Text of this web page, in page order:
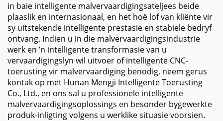
in baie intelligente malvervaardigingsateljees beide
plaaslik en internasionaal, en het hoë lof van kliënte vir
sy uitstekende intelligente prestasie en stabiele bedryf
ontvang. Indien u in die malvervaardigingsindustrie
werk en ’n intelligente transformasie van u
vervaardigingslyn wil uitvoer of intelligente CNC-
toerusting vir malvervaardiging benodig, neem gerus
kontak op met Hunan Mengji Intelligente Toerusting
Co., Ltd., en ons sal u professionele intelligente
malvervaardigingsoplossings en besonder bygewerkte
produk-inligting volgens u werklike situasie voorsien.